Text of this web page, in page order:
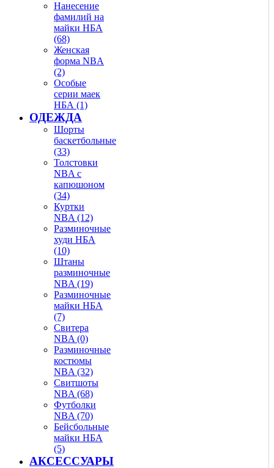
Нанесение
фамилий на
майки НБА
(68)
Женская
форма NBA
(2)
Особые
серии маек
НБА (1)
ОДЕЖДА
Шорты
баскетбольные
(33)
Толстовки
NBA с
капюшоном
(34)
Куртки
NBA (12)
Разминочные
худи НБА
(10)
Штаны
разминочные
NBA (19)
Разминочные
майки НБА
(7)
Свитера
NBA (0)
Разминочные
костюмы
NBA (32)
Свитшоты
NBA (68)
Футболки
NBA (70)
Бейсбольные
майки НБА
(5)
АКСЕССУАРЫ